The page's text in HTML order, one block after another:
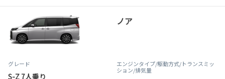
ノア
グレード
S-Z 7人乗り
エンジンタイプ/駆動方式/トランスミッ
ション/排気量